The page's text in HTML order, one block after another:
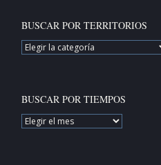
BUSCAR POR TERRITORIOS
BUSCAR
POR
BUSCAR POR TIEMPOS
BUSCAR
POR